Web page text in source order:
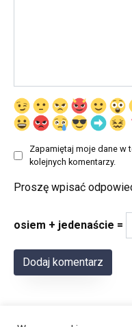
Zapamiętaj moje dane w
kolejnych komentarzy.
Proszę wpisać
osiem + jedenaście =